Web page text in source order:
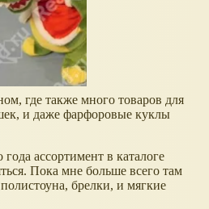
где также много товаров для
и даже фарфоровые куклы
ассортимент в каталоге
Пока мне больше всего там
брелки, и мягкие